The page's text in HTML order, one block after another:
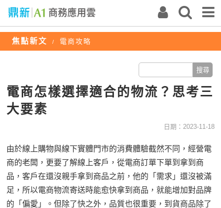
焦點新文 / 電商攻略
電商怎樣選擇適合的物流？思考三
大要素
日期：2023-11-18
由於線上購物與線下實體門市的消費體驗截然不同，經營電
商的老闆，更要了解線上客戶，從電商訂單下單到拿到商
品，客戶在還沒親手拿到商品之前，他的「需求」還沒被滿
足，所以電商物流寄送時能愈快拿到商品，就能增加對品牌
的「偏愛」。但除了快之外，品質也很重要，到貨商品除了